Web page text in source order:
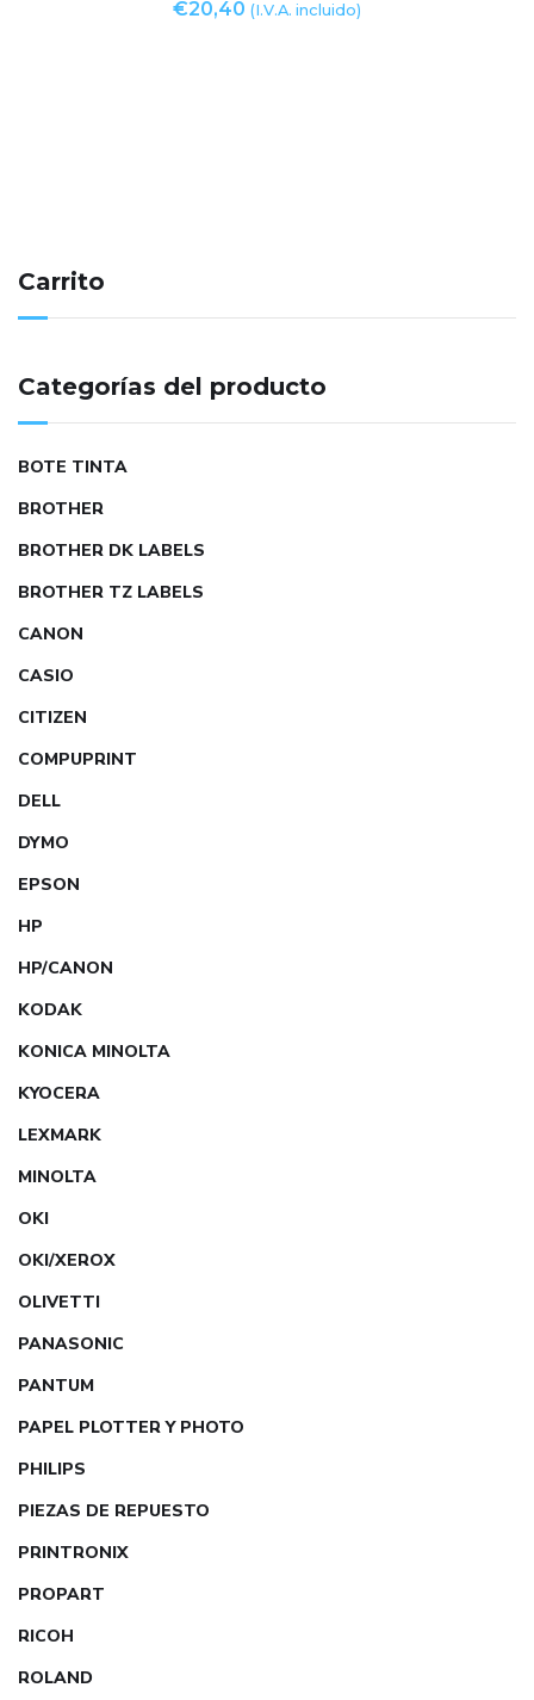
€20,40 (I.V.A. incluido)
Carrito
Categorías del producto
BOTE TINTA
BROTHER
BROTHER DK LABELS
BROTHER TZ LABELS
CANON
CASIO
CITIZEN
COMPUPRINT
DELL
DYMO
EPSON
HP
HP/CANON
KODAK
KONICA MINOLTA
KYOCERA
LEXMARK
MINOLTA
OKI
OKI/XEROX
OLIVETTI
PANASONIC
PANTUM
PAPEL PLOTTER Y PHOTO
PHILIPS
PIEZAS DE REPUESTO
PRINTRONIX
PROPART
RICOH
ROLAND